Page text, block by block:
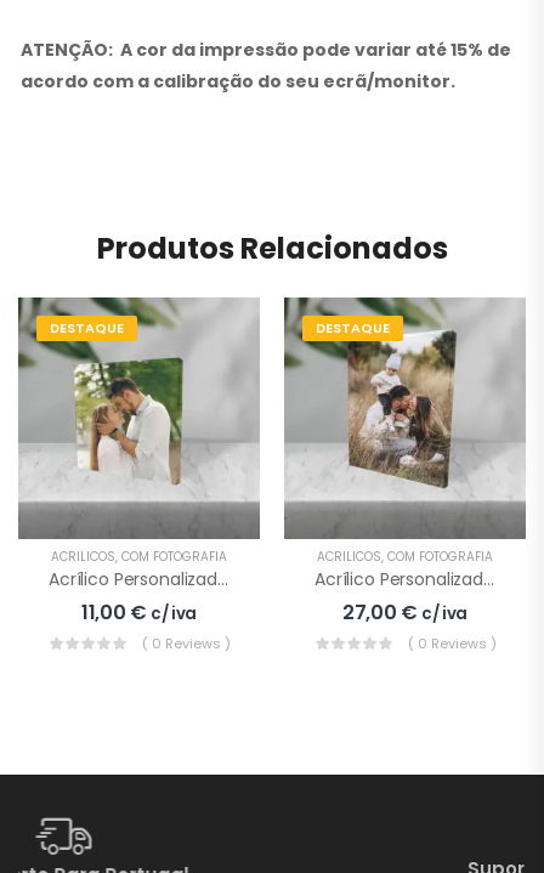
ATENÇÃO: A cor da impressão pode variar até 15% de
acordo com a calibração do seu ecrã/monitor.
Produtos Relacionados
DESTAQUE
ACRÍLICOS, COM FOTOGRAFIA
Acrílico Personalizado Com Fotografia 10×10
11,00 € c/ iva
( 0 Reviews )
DESTAQUE
ACRÍLICOS, COM FOTOGRAFIA
Acrílico Personalizado Com Fotografia 20×15
27,00 € c/ iva
( 0 Reviews )